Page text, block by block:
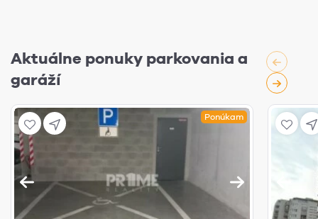
Aktuálne ponuky parkovania a
garáží
Ponúkam